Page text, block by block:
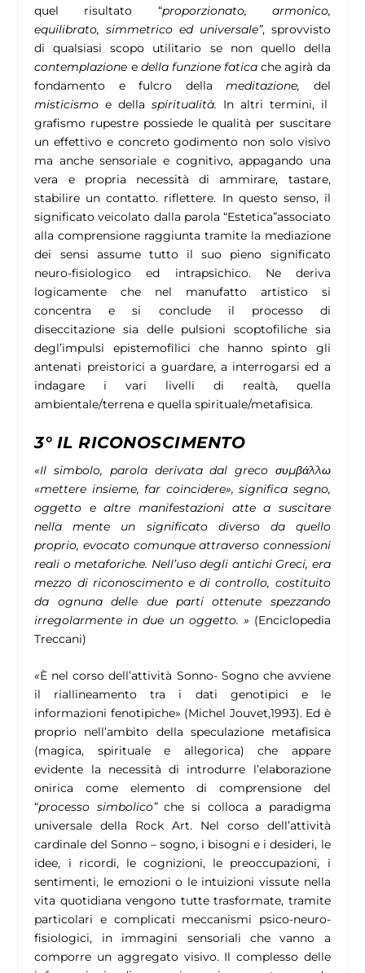
quel risultato “proporzionato, armonico,
equilibrato, simmetrico ed universale”, sprovvisto
di qualsiasi scopo utilitario se non quello della
contemplazione e della funzione fatica che agirà da
fondamento e fulcro della meditazione, del
misticismoe della spiritualità. In altri termini, il
grafismo rupestre possiede le qualità per suscitare
un effettivo e concreto godimento non solo visivo
ma anche sensoriale e cognitivo, appagando una
vera e propria necessità di ammirare, tastare,
stabilire un contatto. riflettere. In questo senso, il
significato veicolato dalla parola “Estetica”associato
alla comprensione raggiunta tramite la mediazione
dei sensi assume tutto il suo pieno significato
neuro-fisiologico ed intrapsichico. Ne deriva
logicamente che nel manufatto artistico si
concentra e si conclude il processo di
diseccitazione sia delle pulsioni scoptofiliche sia
degl’impulsi epistemofilici che hanno spinto gli
antenati preistorici a guardare, a interrogarsi ed a
indagare i vari livelli di realtà, quella
ambientale/terrena e quella spirituale/metafisica.
3° IL RICONOSCIMENTO
«Il simbolo, parola derivata dal greco συμβάλλω
«mettere insieme, far coincidere», significa segno,
oggetto e altre manifestazioni atte a suscitare
nella mente un significato diverso da quello
proprio, evocato comunque attraverso connessioni
reali o metaforiche. Nell’uso degli antichi Greci, era
mezzo di riconoscimento e di controllo, costituito
da ognuna delle due parti ottenute spezzando
irregolarmente in due un oggetto. » (Enciclopedia
Treccani)
«È nel corso dell’attività Sonno- Sogno che avviene
il riallineamento tra i dati genotipici e le
informazioni fenotipiche» (Michel Jouvet,1993). Ed è
proprio nell’ambito della speculazione metafisica
(magica, spirituale e allegorica) che appare
evidente la necessità di introdurre l’elaborazione
onirica come elemento di comprensione del
“processo simbolico”che si colloca a paradigma
universale della Rock Art. Nel corso dell’attività
cardinale del Sonno – sogno, i bisogni e i desideri, le
idee, i ricordi, le cognizioni, le preoccupazioni, i
sentimenti, le emozioni o le intuizioni vissute nella
vita quotidiana vengono tutte trasformate, tramite
particolari e complicati meccanismi psico-neuro-
fisiologici, in immagini sensoriali che vanno a
comporre un aggregato visivo. Il complesso delle